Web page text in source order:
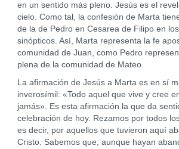
en un sentido más pleno. Jesús es el
cielo. Como tal, la confesión de Marta
de la de Pedro en Cesarea de Filipo en
sinópticos. Así, Marta representa la fe
comunidad de Juan, como Pedro
plena de la comunidad de Mateo.
La afirmación de Jesús a Marta es en sí
inverosímil: «Todo aquel que vive y cree
jamás». Es esta afirmación la que da
celebración de hoy. Rezamos por todos
es decir, por aquellos que tuvieron aquí
Cristo. Sabemos que, aunque hayan